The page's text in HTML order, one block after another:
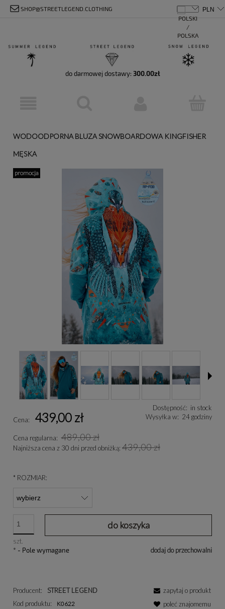
SHOP@STREETLEGEND.CLOTHING
do darmowej dostawy: 300.00zł
WODOODPORNA BLUZA SNOWBOARDOWA KINGFISHER
MĘSKA
promocja
Dostępność: in stock
Wysyłka w: 24 godziny
Cena: 439,00 zł
Cena regularna: 489,00 zł
Najniższa cena z 30 dni przed obniżką: 439,00 zł
* ROZMIAR:
szt.
do koszyka
dodaj do przechowalni
* - Pole wymagane
Producent:
STREET LEGEND
Kod produktu:
K0622
zapytaj o produkt
poleć znajomemu